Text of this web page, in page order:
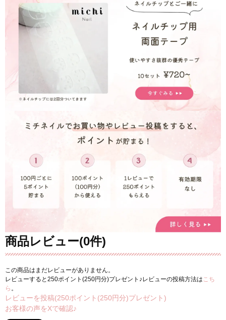
商品レビュー(0件)
この商品はまだレビューがありません。
レビューすると250ポイント(250円分)プレゼント♪レビューの投稿方法は こち
ら 。
レビューを投稿(250ポイント(250円分)プレゼント)
お客様の声をXで確認♪